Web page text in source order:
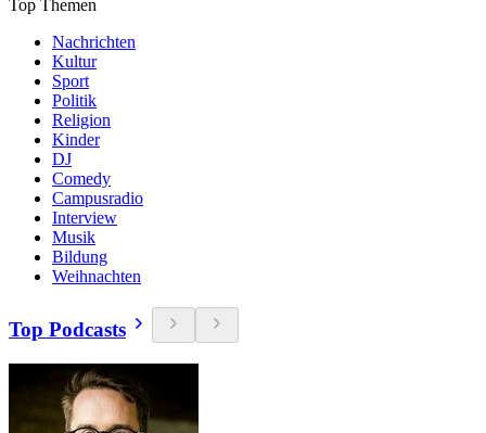
Top Themen
Nachrichten
Kultur
Sport
Politik
Religion
Kinder
DJ
Comedy
Campusradio
Interview
Musik
Bildung
Weihnachten
Top Podcasts